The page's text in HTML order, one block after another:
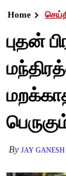
Home
புதன்
ByJAY GANESH